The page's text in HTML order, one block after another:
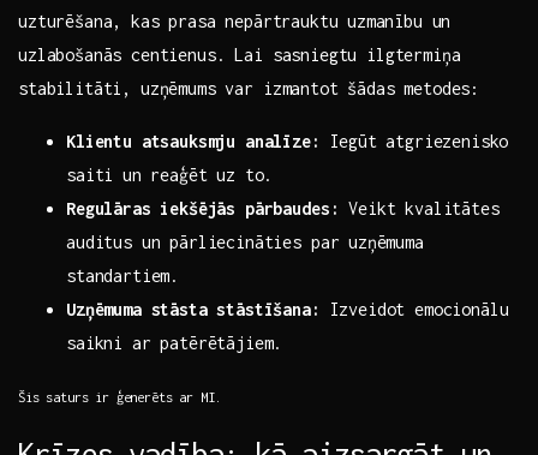
uzturēšana,⁤ kas prasa nepārtrauktu ⁢uzmanību un
uzlabošanās centienus. Lai sasniegtu ilgtermiņa
stabilitāti, uzņēmums var izmantot šādas metodes:
Klientu atsauksmju ‌analīze:
Iegūt ⁣atgriezenisko
saiti ⁢un reaģēt uz to.
Regulāras iekšējās pārbaudes: Veikt kvalitātes
auditus un pārliecināties ​par⁢ uzņēmuma
standartiem.
Uzņēmuma stāsta stāstīšana:
Izveidot emocionālu
saikni ar patērētājiem.
Šis saturs ir ģenerēts ar MI.